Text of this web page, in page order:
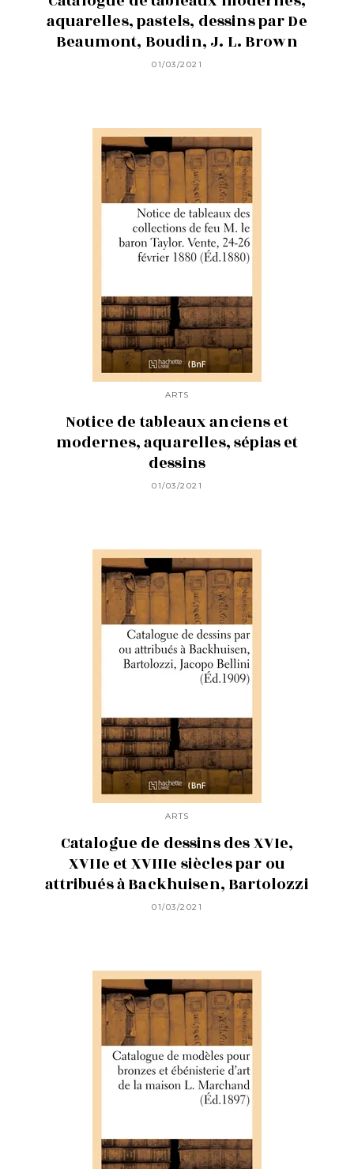
aquarelles, pastels, dessins par De
Beaumont, Boudin, J. L. Brown
01/03/2021
ARTS
Notice de tableaux anciens et
modernes, aquarelles, sépias et
dessins
01/03/2021
ARTS
Catalogue de dessins des XVIe,
XVIIe et XVIIIe siècles par ou
attribués à Backhuisen, Bartolozzi
01/03/2021